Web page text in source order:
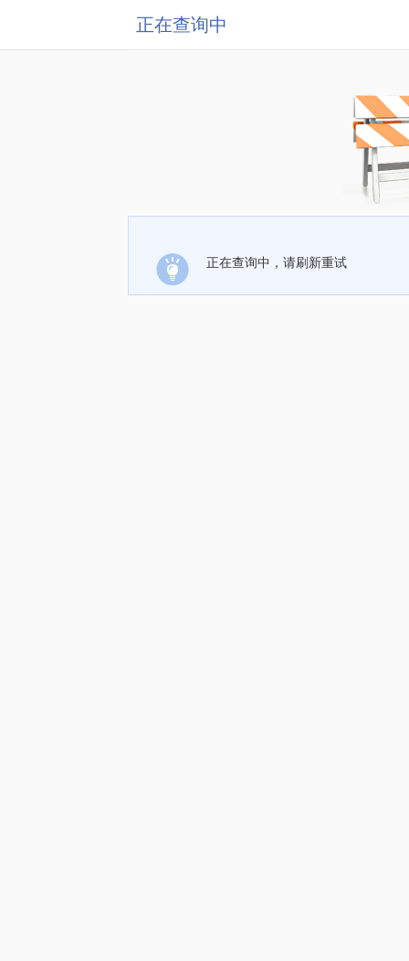
正在查询中
正在查询中，请刷新重试